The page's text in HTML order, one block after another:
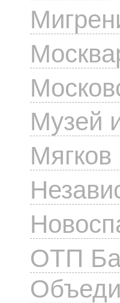
Музей
Мягков
ОТП